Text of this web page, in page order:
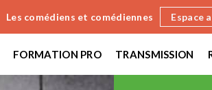
Les comédiens et comédiennes Espace
FORMATION PRO TRANSMISSION